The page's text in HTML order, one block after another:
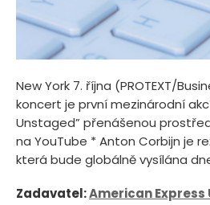
New York 7. října (PROTEXT/
koncert je první mezinárodní
Unstaged” přenášenou
na YouTube * Anton Corbijn je
která bude globálně vysílána
Zadavatel:American Express